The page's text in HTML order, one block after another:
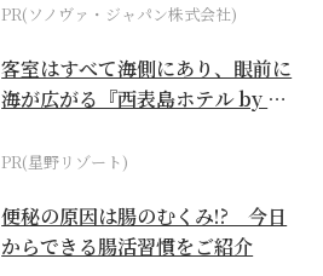
PR(ソノヴァ・ジャパン株式会社)
客室はすべて海側にあり、眼前に
海が広がる『西表島ホテル by 星
PR(星野リゾート)
便秘の原因は腸のむくみ!? 今日
からできる腸活習慣をご紹介